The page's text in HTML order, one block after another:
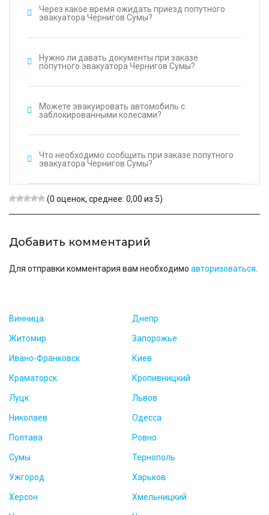
Винница Днепр
Житомир Запорожье
Ивано-Франковск Киев
Краматорск Кропивницкий
Луцк Львов
Николаев Одесса
Полтава Ровно
Сумы Тернополь
Ужгород Харьков
Херсон Хмельницкий
Через какое время ожидать приезд попутного
эвакуатора Чернигов Сумы?
Нужно ли давать документы при заказе
попутного эвакуатора Чернигов Сумы?
Можете эвакуировать автомобиль с
заблокированными колесами?
Что необходимо сообщить при заказе попутного
эвакуатора Чернигов Сумы?
(0 оценок, среднее: 0,00 из 5)
Добавить комментарий
Для отправки комментария вам необходимо авторизоваться